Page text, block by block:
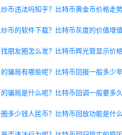
币违法吗知乎？比特币黄金币价格走
币的软件下载？比特币灰度的价值增值
朋友圈怎么发？比特币辉光管显示价
骗局有哪些呢？比特币回报一般多少
骗局是什么呢？比特币回调一般要多久
多少钱人民币？比特币回放功能是什么